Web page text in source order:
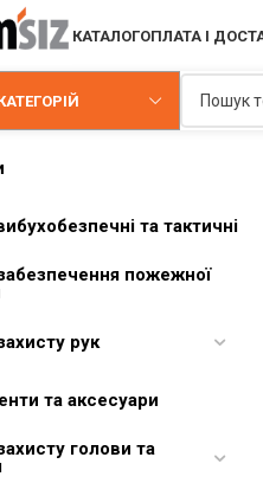
КАТАЛОГОПЛАТА І
та тактичні
пожежної
рук
та аксесуари
голови та